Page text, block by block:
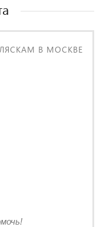
В МОСКВЕ